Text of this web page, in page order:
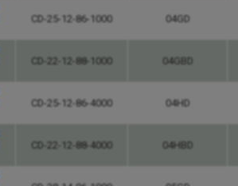
CD-25-12-86-1000 04GD
CD-22-12-88-1000 04GBD
CD-25-12-86-4000 04HD
CD-22-12-88-4000 04HBD